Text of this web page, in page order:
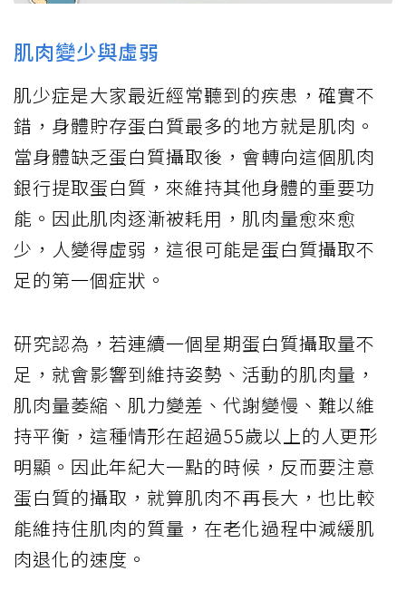
肌肉變少與虛弱
肌少症是大家最近經常聽到的疾患，確實不
錯，身體貯存蛋白質最多的地方就是肌肉。
當身體缺乏蛋白質攝取後，會轉向這個肌肉
銀行提取蛋白質，來維持其他身體的重要功
能。因此肌肉逐漸被耗用，肌肉量愈來愈
少，人變得虛弱，這很可能是蛋白質攝取不
足的第一個症狀。
研究認為，若連續一個星期蛋白質攝取量不
足，就會影響到維持姿勢、活動的肌肉量，
肌肉量萎縮、肌力變差、代謝變慢、難以維
持平衡，這種情形在超過55歲以上的人更形
明顯。因此年紀大一點的時候，反而要注意
蛋白質的攝取，就算肌肉不再長大，也比較
能維持住肌肉的質量，在老化過程中減緩肌
肉退化的速度。